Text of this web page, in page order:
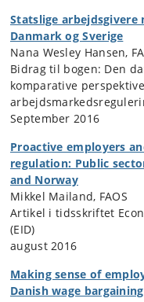
Statslige
Danmark og Sverige
Nana Wesley Hansen,
Bidrag til bogen: Den
komparative
September 2016
Proactive employers
regulation: Public
and Norway
Mikkel Mailand, FAOS
Artikel i tidsskriftet
(EID)
august 2016
Making sense of
Danish wage